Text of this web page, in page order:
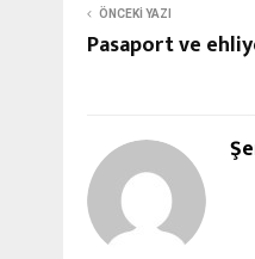
ÖNCEKI YAZI
Pasaport ve